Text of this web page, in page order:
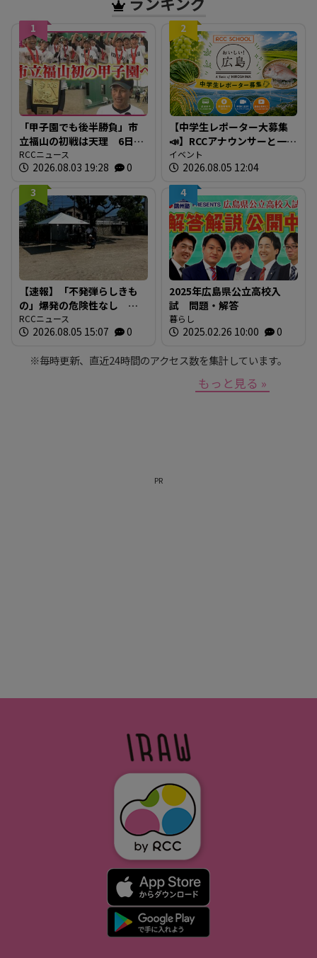
1
「甲子園でも後半勝負」市
立福山の初戦は天理 6日目
の第4試合（8月10日月曜
午後6時半予定）
RCCニュース
2026.08.03 19:28 0
2
【中学生レポーター大募集
📣】RCCアナウンサーと一緒
に「広島の食」の現場を取
材しよう！
イベント
2026.08.05 12:04
3
【速報】「不発弾らしきも
の」爆発の危険性なし シ
ロアリ駆除中の床下から約
30cmの円錐形 警察と自衛
島・安芸区
RCCニュース
2026.08.05 15:07 0
4
2025年広島県公立高校入
試 問題・解答
暮らし
2025.02.26 10:00 0
※毎時更新、直近24時間のアクセス数を集計しています。
もっと見る »
PR